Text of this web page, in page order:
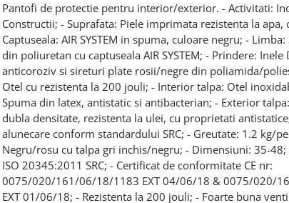
Pantofi de protectie pentru interior/exterior. - Activitati:
Constructii; - Suprafata: Piele imprimata rezistenta la apa,
Captuseala: AIR SYSTEM in spuma, culoare negru; -
din poliuretan cu captuseala AIR SYSTEM; - Prindere: Inele
anticoroziv si sireturi plate rosii/negre din poliamida/
Otel cu rezistenta la 200 jouli; - Interior talpa: Otel
Spuma din latex, antistatic si antibacterian; - Exterior
dubla densitate, rezistenta la ulei, cu proprietati
alunecare conform standardului SRC; - Greutate: 1.2 kg/
Negru/rosu cu talpa gri inchis/negru; - Dimensiuni: 35-48;
ISO 20345:2011 SRC; - Certificat de conformitate CE nr:
0075/020/161/06/18/1183 EXT 04/06/18 & 0075/020/
EXT 01/06/18; - Rezistenta la 200 jouli; - Foarte buna